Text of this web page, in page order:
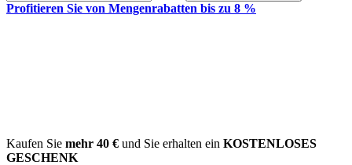
Profitieren Sie von Mengenrabatten bis zu 8 %
Kaufen Sie mehr 40 € und Sie erhalten ein KOSTENLOSES
GESCHENK